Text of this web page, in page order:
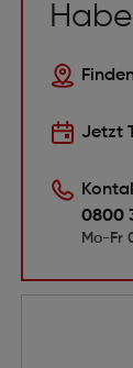
Jetzt
0800
Mo-Fr